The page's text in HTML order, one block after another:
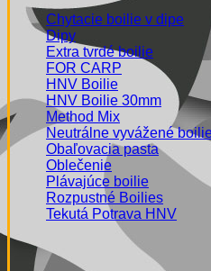
Chytacie boilie v dipe
Dipy
Extra tvrdé boilie
FOR CARP
HNV Boilie
HNV Boilie 30mm
Method Mix
Neutrálne vyvážené boilie
Obaľovacia pasta
Oblečenie
Plávajúce boilie
Rozpustné Boilies
Tekutá Potrava HNV